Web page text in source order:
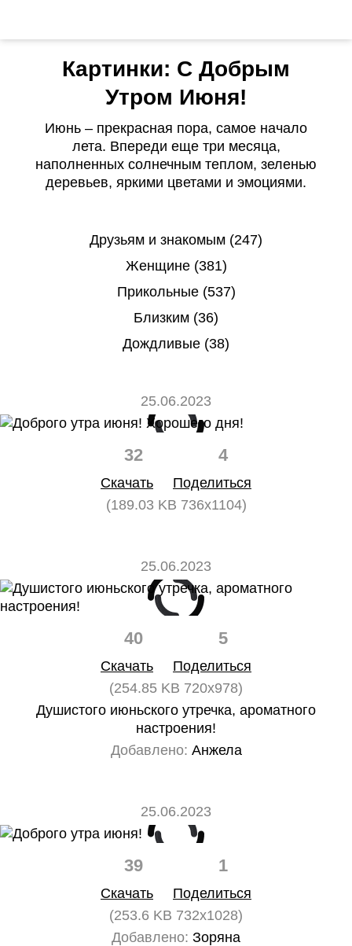
Картинки: С Добрым
Утром Июня!
Июнь – прекрасная пора, самое начало
лета. Впереди еще три месяца,
наполненных солнечным теплом, зеленью
деревьев, яркими цветами и эмоциями.
Друзьям и знакомым (247)
Женщине (381)
Прикольные (537)
Близким (36)
Дождливые (38)
25.06.2023
32 4
Скачать
Поделиться
(189.03 KB 736x1104)
25.06.2023
40 5
Скачать
Поделиться
(254.85 KB 720x978)
Душистого июньского утречка, ароматного
настроения!
Добавлено: Анжела
25.06.2023
39 1
Скачать
Поделиться
(253.6 KB 732x1028)
Добавлено: Зоряна